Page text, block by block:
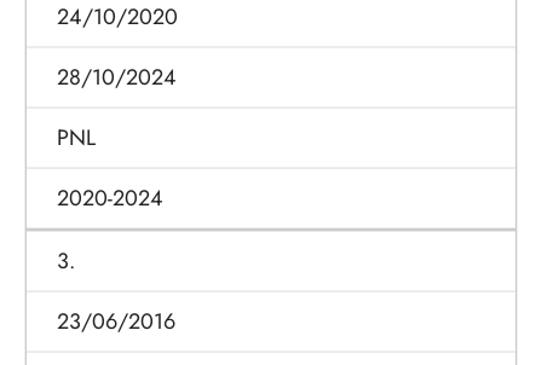
24/10/2020
28/10/2024
PNL
2020-2024
3.
23/06/2016